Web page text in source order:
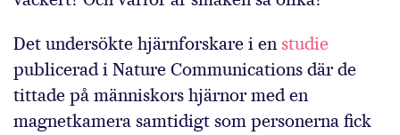
Det undersökte hjärnforskare i en studie
publicerad i Nature Communications där de
tittade på människors hjärnor med en
magnetkamera samtidigt som personerna fick